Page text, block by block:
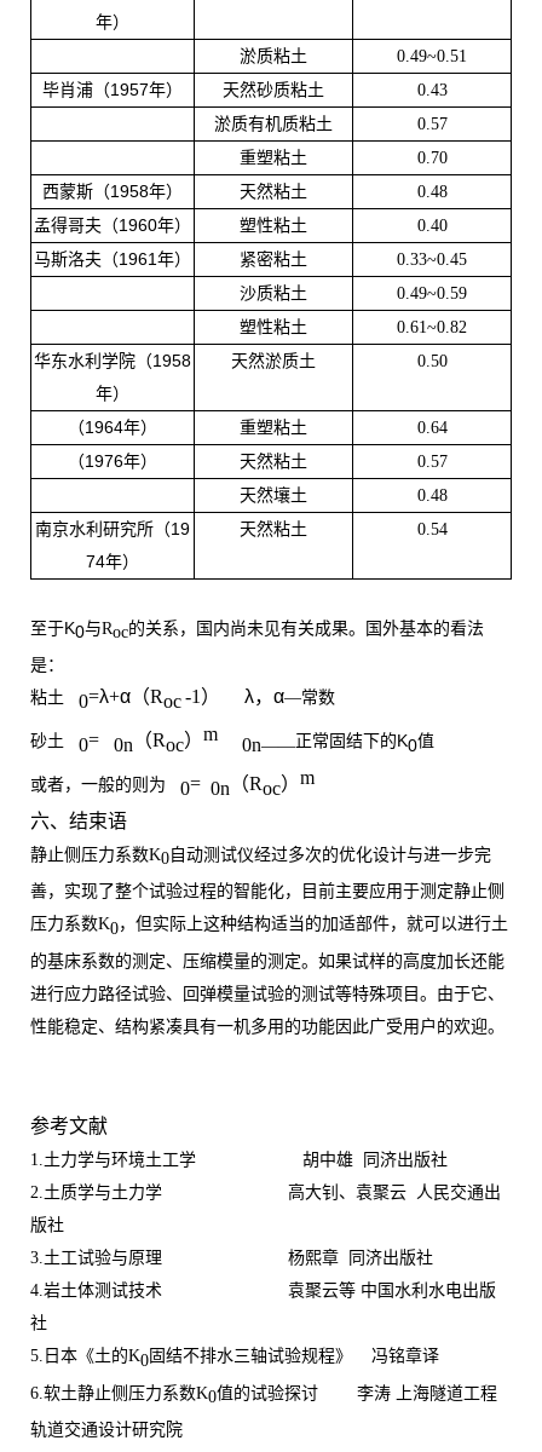
年）
淤质粘土
0.49~0.51
毕肖浦（1957年） 天然砂质粘土
0.43
淤质有机质粘土
0.57
重塑粘土
0.70
西蒙斯（1958年） 天然粘土
0.48
孟得哥夫（1960年） 塑性粘土
0.40
马斯洛夫（1961 年） 紧密粘土
0.33~0.45
沙质粘土
0.49~0.59
塑性粘土
0.61~0.82
华东水利学院（1958
年）
天然淤质土 0.50
（1964年） 重塑粘土
0.64
（1976年） 天然粘土
0.57
天然壤土
0.48
南京水利研究所（19
74年）
天然粘土 0.54
至于K0与Roc的关系，国内尚未见有关成果。国外基本的看法
是：
粘土
0=λ+α （Roc-1 ） λ， α—常数
砂土 0= 0n （Roc） m
0n——正常固结下的K0值
或者，一般的则为 0= 0n （Roc） m
六、结束语
静止侧压力系数K0 自动测试仪经过多次的优化设计与进一步完
善，实现了整个试验过程的智能化，目前主要应用于测定静止侧
压力系数K0，但实际上这种结构适当的加适部件，就可以进行土
的基床系数的测定、压缩模量的测定。如果试样的高度加长还能
进行应力路径试验、回弹模量试验的测试等特殊项目 。由于它、
性能稳定、结构紧凑具有一机多用的功能因此广受用户的欢迎。
参考文献
1.土力学与环境土工学 胡中雄 同济出版社
2.土质学与土力学 高大钊、袁聚云 人民交通出
版社
3.土工试验与原理 杨熙章 同济出版社
4.岩土体测试技术 袁聚云等 中国水利水电出版
社
5. 日本《土的K0 固结不排水三轴试验规程》 冯铭章译
6. 软土静止侧压力系数K0值的试验探讨 李涛 上海隧道工程
轨道交通设计研究院